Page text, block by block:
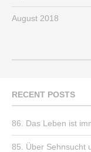
August 2018
RECENT POSTS
86. Das Leben ist
85. Über Sehnsucht